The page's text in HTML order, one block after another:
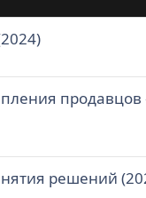
решений